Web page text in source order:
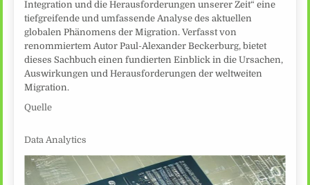
Integration und die Herausforderungen unserer Zeit“ eine
tiefgreifende und umfassende Analyse des aktuellen
globalen Phänomens der Migration. Verfasst von
renommiertem Autor Paul-Alexander Beckerburg, bietet
dieses Sachbuch einen fundierten Einblick in die Ursachen,
Auswirkungen und Herausforderungen der weltweiten
Migration.
Quelle
Data Analytics